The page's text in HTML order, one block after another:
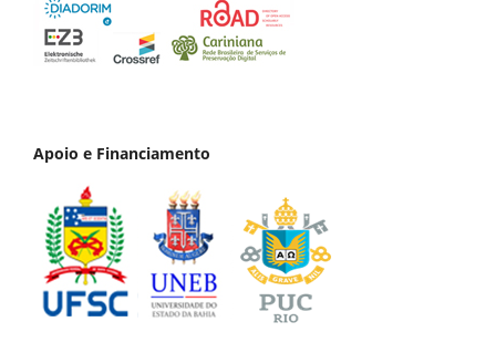
Apoio e Financiamento